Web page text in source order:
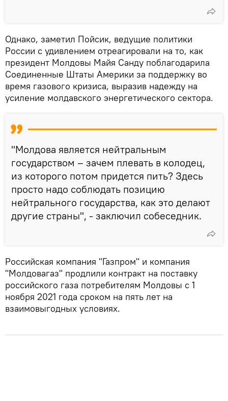
Однако, заметил Пойсик, ведущие политики
России с удивлением отреагировали на то, как
президент Молдовы Майя Санду поблагодарила
Соединенные Штаты Америки за поддержку во
время газового кризиса, выразив надежду на
усиление молдавского энергетического сектора.
"Молдова является нейтральным
государством – зачем плевать в колодец,
из которого потом придется пить? Здесь
просто надо соблюдать позицию
нейтрального государства, как это делают
другие страны", - заключил собеседник.
Российская компания "Газпром" и компания
"Молдовагаз" продлили контракт на поставку
российского газа потребителям Молдовы с 1
ноября 2021 года сроком на пять лет на
взаимовыгодных условиях.